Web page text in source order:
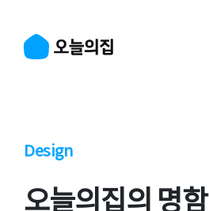
Design
오늘의집의 명함